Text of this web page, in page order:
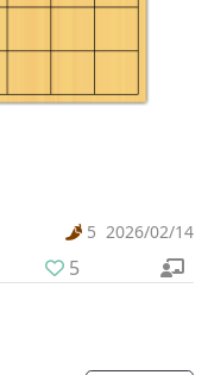
5 2026/02/14
5